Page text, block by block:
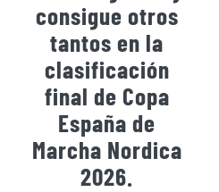
consigue otros
tantos en la
clasificación
final de Copa
España de
Marcha Nordica
2026.